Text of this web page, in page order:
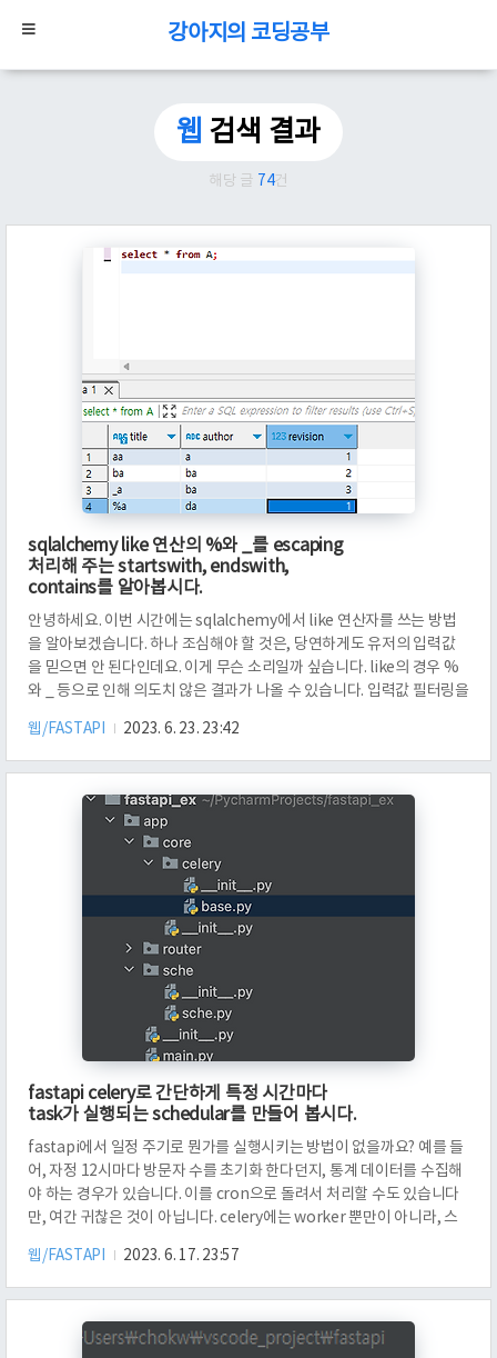
강아지의 코딩공부
웹 검색 결과
해당 글 74건
sqlalchemy like 연산의 %와 _를 escaping
처리해 주는 startswith, endswith,
contains를 알아봅시다.
안녕하세요. 이번 시간에는 sqlalchemy에서 like 연산자를 쓰는 방법
을 알아보겠습니다. 하나 조심해야 할 것은, 당연하게도 유저의 입력값
을 믿으면 안 된다인데요. 이게 무슨 소리일까 싶습니다. like의 경우 %
와 _ 등으로 인해 의도치 않은 결과가 나올 수 있습니다. 입력값 필터링을
미입니다. 먼저 실습에 사용할 데이터입니다. 테이블 A에는 title이 aa,
ba, _a, %a인 것이 있습니다. 그리고 models.py에 정의된 모델 A에 대
들어오는 keyword에 대해, 접두어가 keyword인 title을 찾습니다. 무
엇이 문제일까요..
웹/FASTAPI 2023. 6. 23. 23:42
fastapi celery로 간단하게 특정 시간마다
task가 실행되는 schedular를 만들어 봅시다.
fastapi에서 일정 주기로 뭔가를 실행시키는 방법이 없을까요? 예를 들
어, 자정 12시마다 방문자 수를 초기화 한다던지, 통계 데이터를 수집해
야 하는 경우가 있습니다. 이를 cron으로 돌려서 처리할 수도 있습니다
만, 여간 귀찮은 것이 아닙니다. celery에는 worker 뿐만이 아니라, 스
로젝트 구조는 위와 같습니다. core의 celery 안에 있는 base.py로 들
어가 보겠습니다. 코드를 보겠습니다. broker와 backend는 redis를
는 실행할 테스크가 있는 "app.sche.sche"를 적어주었습니다. 위 코드
웹/FASTAPI 2023. 6. 17. 23:57